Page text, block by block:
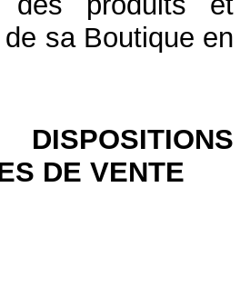
sa Boutique en
DE VENTE